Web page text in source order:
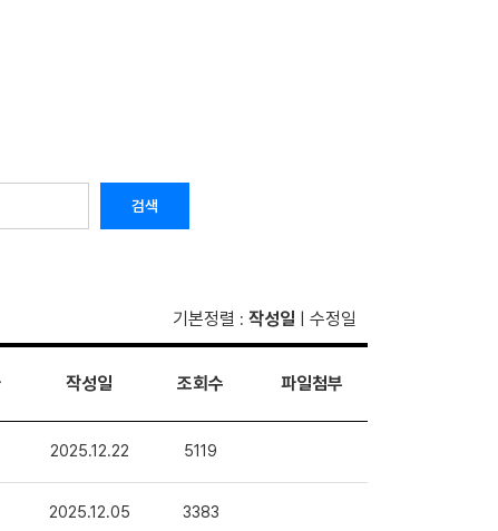
검색
기본정렬 : 작성일 수정일
작성일 조회수 파일첨부
2025.12.22 5119
2025.12.05 3383